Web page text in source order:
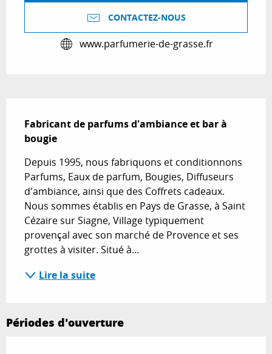
CONTACTEZ-NOUS
www.parfumerie-de-grasse.fr
Fabricant de parfums d'ambiance et bar à
bougie
Depuis 1995, nous fabriquons et conditionnons
Parfums, Eaux de parfum, Bougies, Diffuseurs
d'ambiance, ainsi que des Coffrets cadeaux.
Nous sommes établis en Pays de Grasse, à Saint
Cézaire sur Siagne, Village typiquement
provençal avec son marché de Provence et ses
grottes à visiter. Situé à...
Lire la suite
Périodes d'ouverture